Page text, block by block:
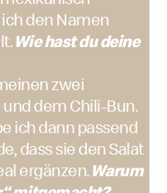
den Namen
Wie hast du deine
zwei
dem Chili-Bun.
ich dann passend
dass sie den Salat
ergänzen.Warum